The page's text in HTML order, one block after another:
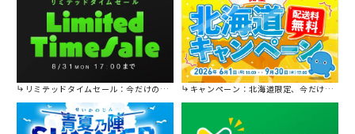
リミテッドタイムセール：今だけの限定セール。 キャンペーン：北海道限定、今だけ送料無料！